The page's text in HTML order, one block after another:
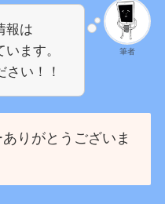
筆者
報は
ます。
い！！
りがとうございま